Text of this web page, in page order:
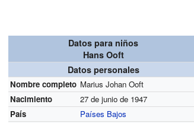
Datos para niños
Hans Ooft
Datos personales
Nombre completo Marius Johan Ooft
Nacimiento
27 de junio de 1947
País
Países Bajos